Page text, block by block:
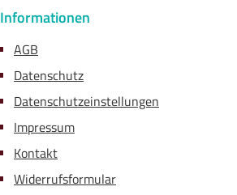
Informationen
AGB
Datenschutz
Datenschutzeinstellungen
Impressum
Kontakt
Widerrufsformular